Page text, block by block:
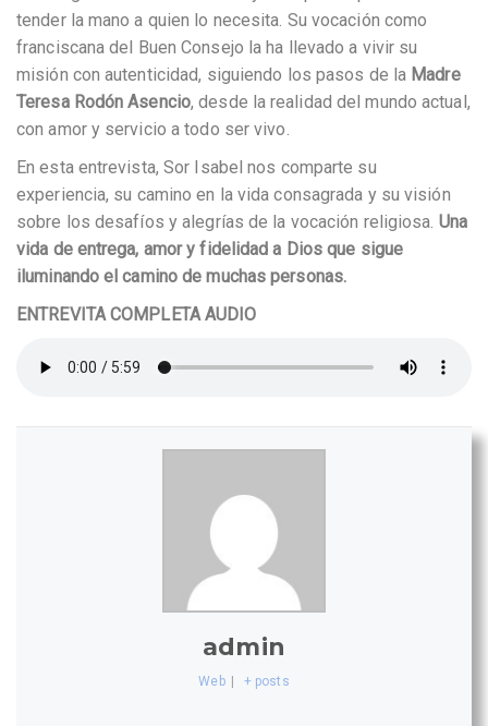
tender la mano a quien lo necesita. Su vocación como
franciscana del Buen Consejo la ha llevado a vivir su
misión con autenticidad, siguiendo los pasos de la Madre
Teresa Rodón Asencio, desde la realidad del mundo actual,
con amor y servicio a todo ser vivo.
En esta entrevista, Sor Isabel nos comparte su
experiencia, su camino en la vida consagrada y su visión
sobre los desafíos y alegrías de la vocación religiosa. Una
vida de entrega, amor y fidelidad a Dios que sigue
iluminando el camino de muchas personas.
ENTREVITA COMPLETA AUDIO
admin
Web + posts